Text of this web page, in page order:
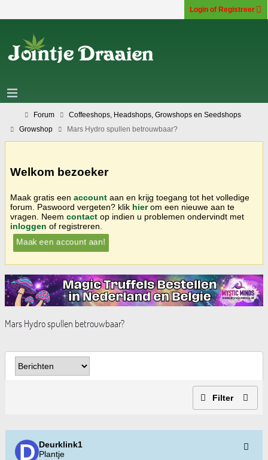
Login of Registreer
Forum
Coffeeshops, Headshops, Growshops en Seedshops
Growshop
Mars Hydro spullen betrouwbaar?
Welkom bezoeker
Maak gratis een account aan en krijg toegang tot het volledige
forum. Paswoord vergeten? klik hierom een nieuwe aan te
vragen. Neem contact op indien u problemen ondervindt met
inloggen of registreren.
Maak een account aan!
Mars Hydro spullen betrouwbaar?
Filter
Deurklink1
Plantje